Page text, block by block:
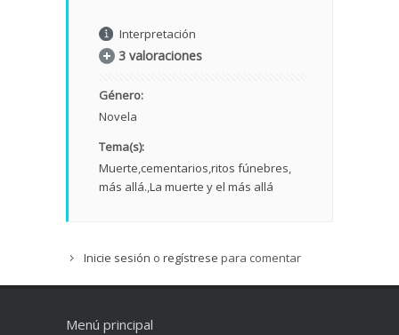
Interpretación
3 valoraciones
Género:
Novela
Tema(s):
Muerte cementarios ritos fúnebres
más allá. La muerte y el más allá
Inicie sesión o regístrese para comentar
Menú principal